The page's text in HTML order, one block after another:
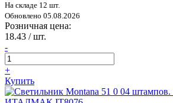
На складе 12 шт.
Обновлено 05.08.2026
Розничная цена:
18.43 / шт.
-
+
Купить